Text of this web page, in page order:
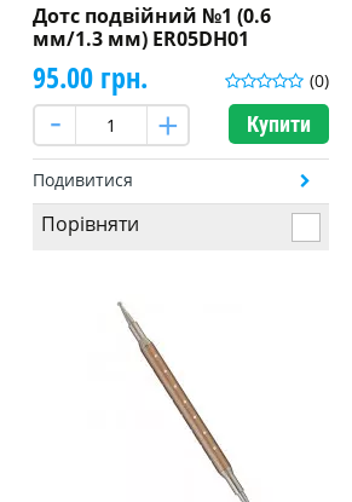
Дотс подвійний №1 (0.6
мм/1.3 мм) ER05DH01
(0)
95.00 грн.
Купити
Подивитися
Порівняти